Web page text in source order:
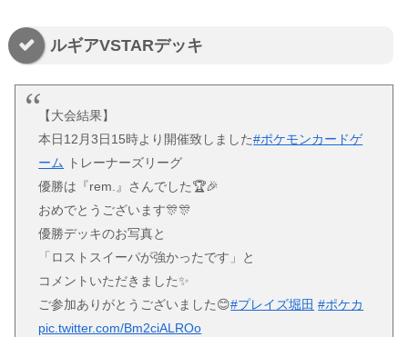
ルギアVSTARデッキ
【大会結果】
本日12月3日15時より開催致しました#ポケモンカードゲ
ーム
トレーナーズリーグ
優勝は『rem.』さんでした🏆🎉
おめでとうございます🎊🎊
優勝デッキのお写真と
「ロストスイーパが強かったです」と
コメントいただきました✨
ご参加ありがとうございました😊#プレイズ堀田 #ポケカ
pic.twitter.com/Bm2ciALROo